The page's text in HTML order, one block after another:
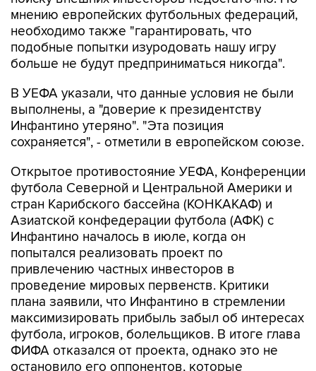
подобные попытки изуродовать нашу игру
больше не будут предприниматься никогда".
В УЕФА указали, что данные условия не были
Инфантино утеряно". "Эта позиция
сохраняется", - отметили в европейском союзе.
Открытое противостояние УЕФА, Конференции
стран Карибского бассейна (КОНКАКАФ) и
Азиатской конфедерации футбола (АФК) с
Инфантино началось в июле, когда он
попытался реализовать проект по
привлечению частных инвесторов в
проведение мировых первенств. Критики
плана заявили, что Инфантино в стремлении
максимизировать прибыль забыл об интересах
футбола, игроков, болельщиков. В итоге глава
ФИФА отказался от проекта, однако это не
остановило его оппонентов, которые
продолжают добиваться его отставки.